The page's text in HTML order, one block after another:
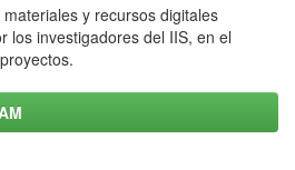
y recursos digitales
los investigadores del IIS, en el